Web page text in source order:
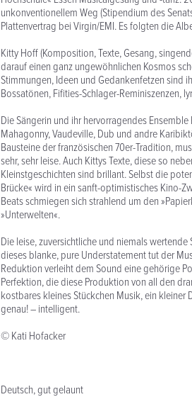
unkonventionellem Weg (Stipendium des
Plattenvertrag bei Virgin/EMI. Es folgten die
Kitty Hoff (Komposition, Texte, Gesang,
darauf einen ganz ungewöhnlichen Kosmos
Stimmungen, Ideen und Gedankenfetzen sind
Bossatönen, Fifities-Schlager-Reminiszenzen,
Die Sängerin und ihr hervorragendes
Mahagonny, Vaudeville, Dub und andre
Bausteine der französischen 70er-Tradition,
sehr, sehr leise. Auch Kittys Texte, diese so
Kleinstgeschichten sind brillant. Selbst die
Brücke« wird in ein sanft-optimistisches Kino-
Beats schmiegen sich strahlend um den
»Unterwelten«.
Die leise, zuversichtliche und niemals
dieses blanke, pure Understatement tut der
Reduktion verleiht dem Sound eine gehörige
Perfektion, die diese Produktion von all den
kostbares kleines Stückchen Musik, ein
genau! – intelligent.
© Kati Hofacker
Deutsch, gut gelaunt